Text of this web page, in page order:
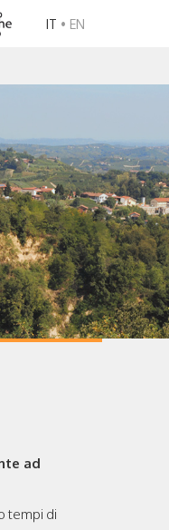
IT • EN
ad
tempi di